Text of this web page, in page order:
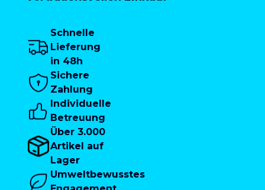
Schnelle
Lieferung
in 48h
Sichere
Zahlung
Individuelle
Betreuung
Über 3.000
Artikel auf
Lager
Umweltbewusstes